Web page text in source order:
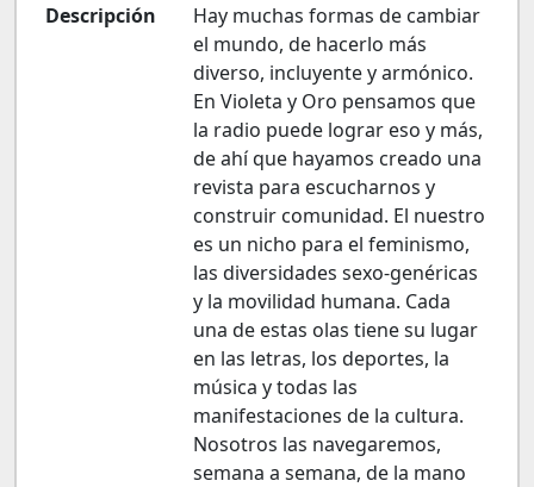
Descripción
Hay muchas formas de cambiar
el mundo, de hacerlo más
diverso, incluyente y armónico.
En Violeta y Oro pensamos que
la radio puede lograr eso y más,
de ahí que hayamos creado una
revista para escucharnos y
construir comunidad. El nuestro
es un nicho para el feminismo,
las diversidades sexo-genéricas
y la movilidad humana. Cada
una de estas olas tiene su lugar
en las letras, los deportes, la
música y todas las
manifestaciones de la cultura.
Nosotros las navegaremos,
semana a semana, de la mano